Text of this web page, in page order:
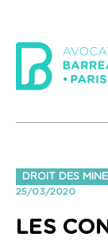
DROIT DES
25/03/2020
LES